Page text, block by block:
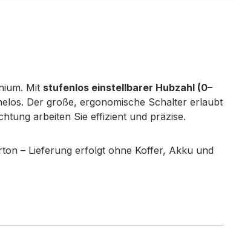
Mit stufenlos einstellbarer Hubzahl (0–
Der große, ergonomische Schalter erlaubt
arbeiten Sie effizient und präzise.
– Lieferung erfolgt ohne Koffer, Akku und